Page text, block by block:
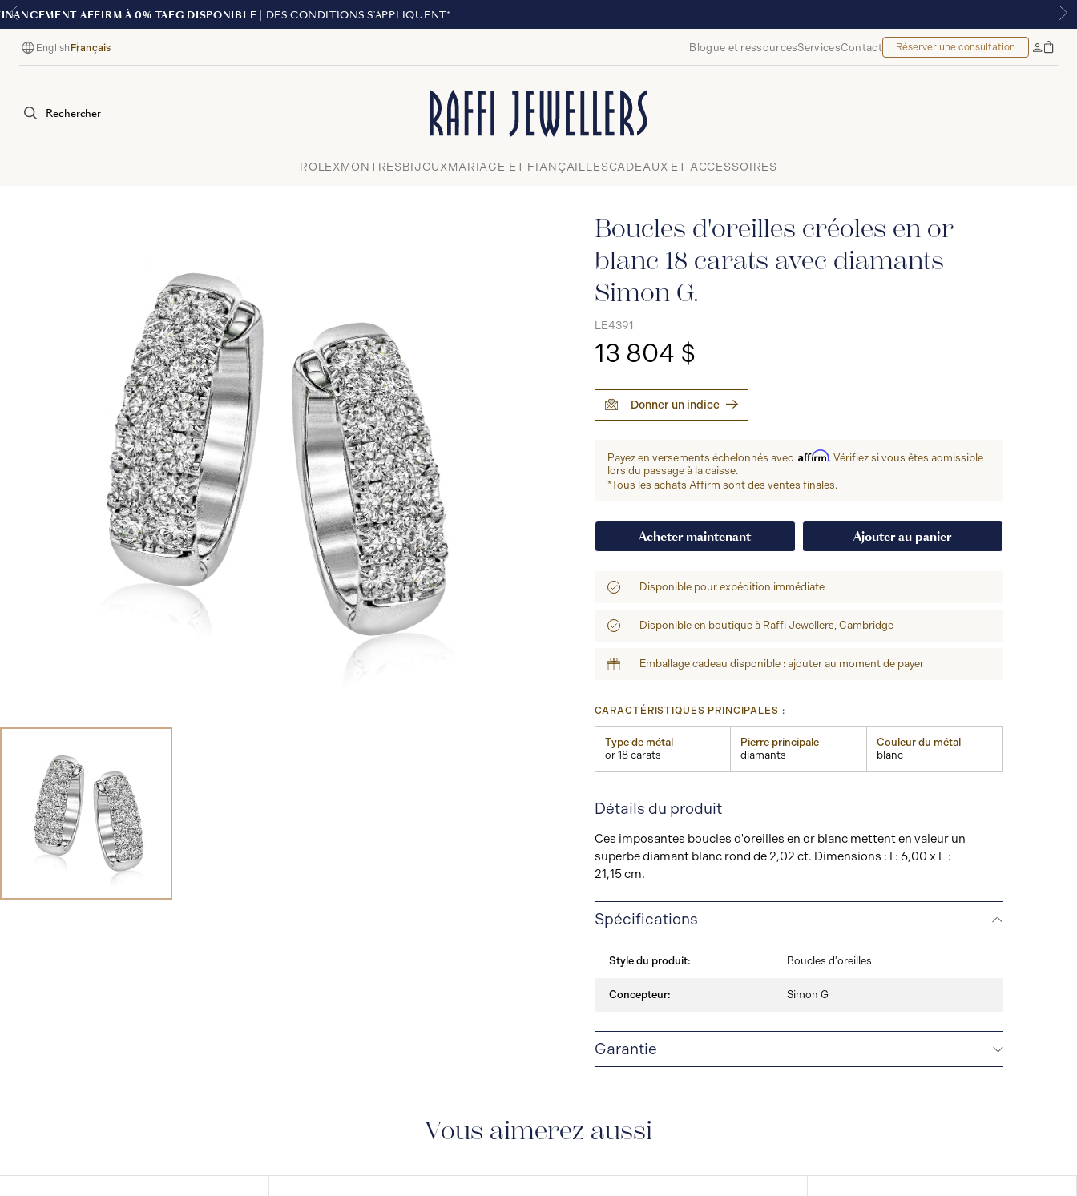
Langue
English Français Blogue et ressourcesServicesContact Réserver une consultation
Mon
compte
Sac
à
Rechercher
Fermer
ROLEXMONTRESBIJOUXMARIAGE ET FIANÇAILLESCADEAUX ET ACCESSOIRES
Boucles d'oreilles créoles en or
blanc 18 carats avec diamants
Simon G.
LE4391
13 804 $
Donner un indice
Payez en versements échelonnés avec Affirm. Vérifiez si vous êtes admissible
lors du passage à la caisse.
*Tous les achats Affirm sont des ventes finales.
Acheter maintenant Ajouter au panier
Disponible pour expédition immédiate
Disponible en boutique à Raffi Jewellers, Cambridge
Emballage cadeau disponible : ajouter au moment de payer
CARACTÉRISTIQUES PRINCIPALES :
Type de métal
or 18 carats
Pierre principale
diamants
Couleur du métal
blanc
Détails du produit
Ces imposantes boucles d'oreilles en or blanc mettent en valeur un
superbe diamant blanc rond de 2,02 ct. Dimensions : l : 6,00 x L :
21,15 cm.
Spécifications
Style du produit: Boucles d'oreilles
Concepteur: Simon G
Garantie
Vous aimerez aussi